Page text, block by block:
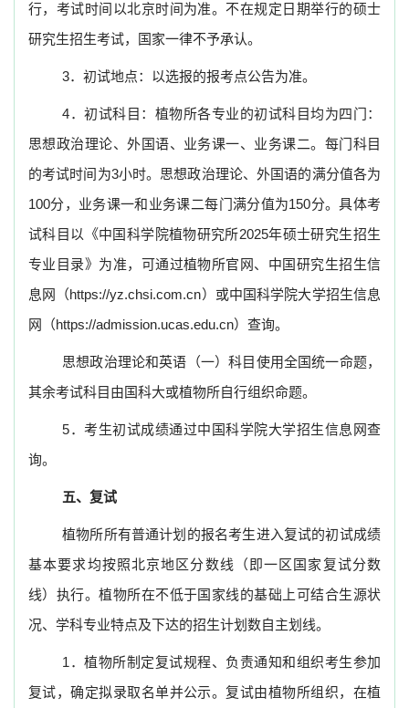
行，考试时间以北京时间为准。不在规定日期举行的硕士
研究生招生考试，国家一律不予承认。
3．初试地点：以选报的报考点公告为准。
4．初试科目：植物所各专业的初试科目均为四门：
思想政治理论、外国语、业务课一、业务课二。每门科目
的考试时间为3小时。思想政治理论、外国语的满分值各为
100分，业务课一和业务课二每门满分值为150分。具体考
试科目以《中国科学院植物研究所2025年硕士研究生招生
专业目录》为准，可通过植物所官网、中国研究生招生信
息网（https://yz.chsi.com.cn）或中国科学院大学招生信息
网（https://admission.ucas.edu.cn）查询。
思想政治理论和英语（一）科目使用全国统一命题，
其余考试科目由国科大或植物所自行组织命题。
5．考生初试成绩通过中国科学院大学招生信息网查
询。
五、复试
植物所所有普通计划的报名考生进入复试的初试成绩
基本要求均按照北京地区分数线（即一区国家复试分数
线）执行。植物所在不低于国家线的基础上可结合生源状
况、学科专业特点及下达的招生计划数自主划线。
1 ．植物所制定复试规程、负责通知和组织考生参加
复试，确定拟录取名单并公示。复试由植物所组织，在植